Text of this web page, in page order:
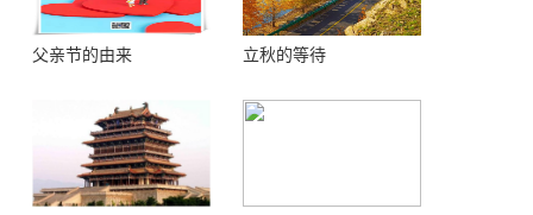
父亲节的由来 立秋的等待